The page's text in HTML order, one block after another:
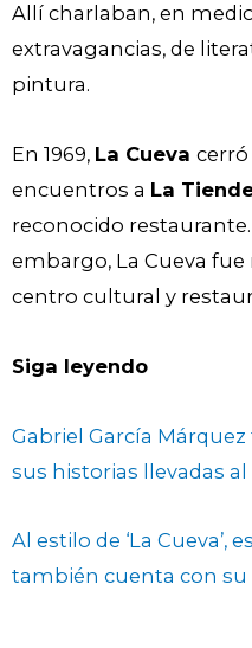
Allí charlaban, en
extravagancias, de
pintura.
En 1969, La Cueva
encuentros a La
reconocido
embargo, La Cueva
centro cultural y
Siga leyendo
Gabriel García
sus historias llevadas al
Al estilo de ‘La Cueva’,
también cuenta con su